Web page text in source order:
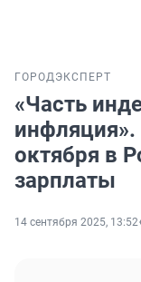
ГОРОДЭКСПЕРТ
«Часть
инфляция».
октября в
зарплаты
14 сентября 2025, 13:52